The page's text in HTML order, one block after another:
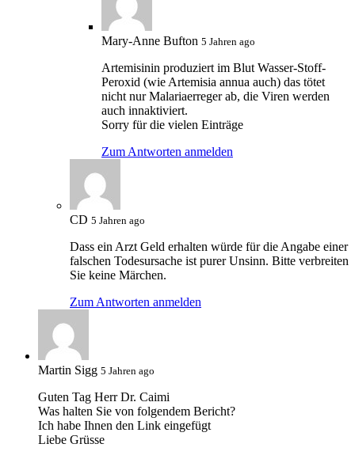
Mary-Anne Bufton 5 Jahren ago
Artemisinin produziert im Blut Wasser-Stoff-
Peroxid (wie Artemisia annua auch) das tötet
nicht nur Malariaerreger ab, die Viren werden
auch innaktiviert.
Sorry für die vielen Einträge
Zum Antworten anmelden
CD 5 Jahren ago
Dass ein Arzt Geld erhalten würde für die Angabe einer
falschen Todesursache ist purer Unsinn. Bitte verbreiten
Sie keine Märchen.
Zum Antworten anmelden
Martin Sigg 5 Jahren ago
Guten Tag Herr Dr. Caimi
Was halten Sie von folgendem Bericht?
Ich habe Ihnen den Link eingefügt
Liebe Grüsse